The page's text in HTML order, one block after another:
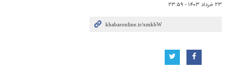
۲۳ خرداد ۱۴۰۳ - ۲۳:۵۹